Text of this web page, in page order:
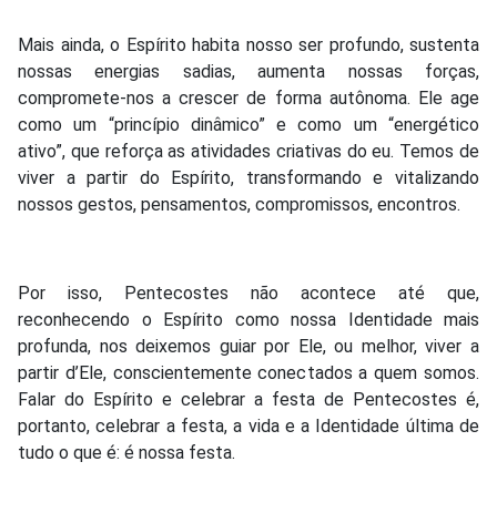
Mais ainda, o Espírito habita nosso ser profundo, sustenta
nossas energias sadias, aumenta nossas forças,
compromete-nos a crescer de forma autônoma. Ele age
como um “princípio dinâmico” e como um “energético
ativo”, que reforça as atividades criativas do eu. Temos de
viver a partir do Espírito, transformando e vitalizando
nossos gestos, pensamentos, compromissos, encontros.
Por isso, Pentecostes não acontece até que,
reconhecendo o Espírito como nossa Identidade mais
profunda, nos deixemos guiar por Ele, ou melhor, viver a
partir d’Ele, conscientemente conectados a quem somos.
Falar do Espírito e celebrar a festa de Pentecostes é,
portanto, celebrar a festa, a vida e a Identidade última de
tudo o que é: é nossa festa.